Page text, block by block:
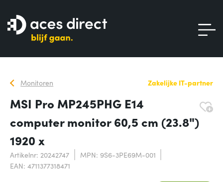
Monitoren Zakelijke IT-partner
MSI Pro MP245PHG E14
computer monitor 60,5 cm (23.8")
1920 x
Artikelnr: 20242747
MPN: 9S6-3PE69M-001
EAN: 4711377318471